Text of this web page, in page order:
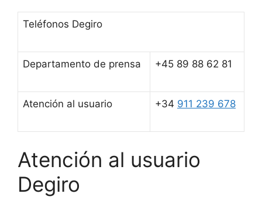
Teléfonos Degiro
Departamento de prensa +45 89 88 62 81
Atención al usuario +34 911 239 678
Atención al usuario
Degiro